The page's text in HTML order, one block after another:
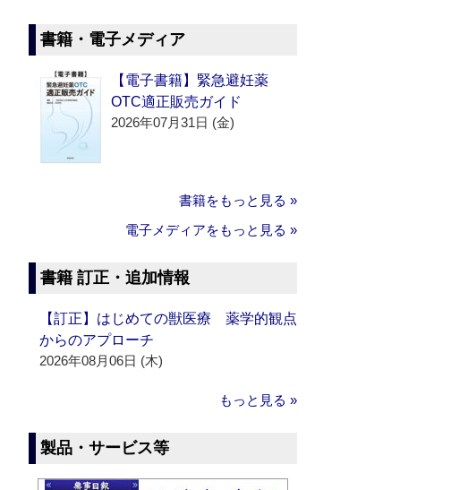
書籍・電子メディア
【電子書籍】緊急避妊薬
OTC適正販売ガイド
2026年07月31日 (金)
書籍をもっと見る »
電子メディアをもっと見る »
書籍 訂正・追加情報
【訂正】はじめての獣医療 薬学的観点
からのアプローチ
2026年08月06日 (木)
もっと見る »
製品・サービス等